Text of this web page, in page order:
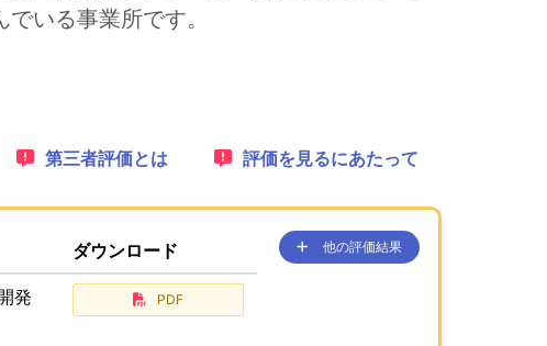
いる事業所です。
1：
第三者評価とは 2：
評価を見るにあたって
ダウンロード
発
PDF
、ここに過去の公表コンテンツ
他の評価結果
が、あります。